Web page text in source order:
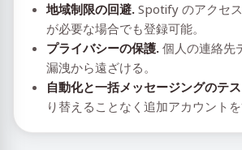
地域制限の回避. Spotify のアクセ
が必要な場合でも登録可能。
プライバシーの保護. 個人の連絡先
漏洩から遠ざける。
自動化と一括メッセージングのテ
り替えることなく追加アカウントを